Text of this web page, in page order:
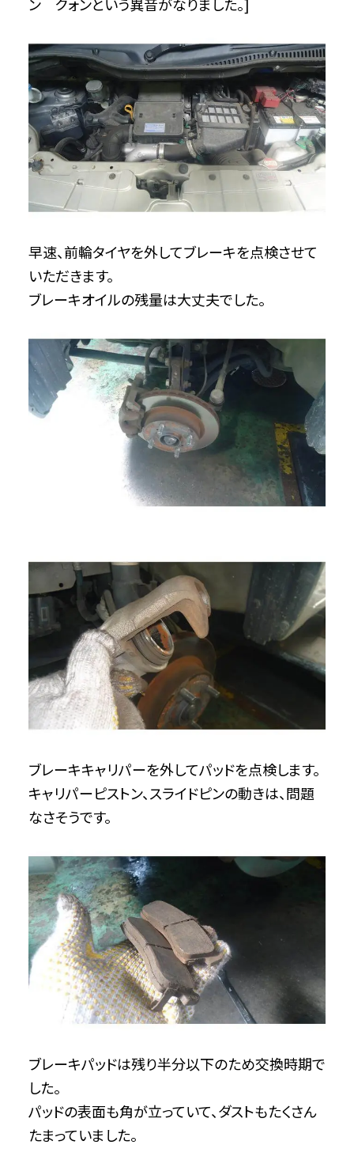
ン クォンという異音がなりました。]
早速、前輪タイヤを外してブレーキを点検させて
いただきます。
ブレーキオイルの残量は大丈夫でした。
ブレーキキャリパーを外してパッドを点検します。
キャリパーピストン、スライドピンの動きは、問題
なさそうです。
ブレーキパッドは残り半分以下のため交換時期で
した。
パッドの表面も角が立っていて、ダストもたくさん
たまっていました。